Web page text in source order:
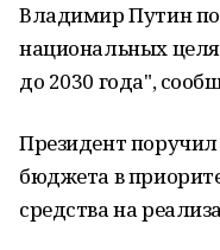
Владимир Путин
национальных
до 2030 года",
Президент
бюджета в
средства на